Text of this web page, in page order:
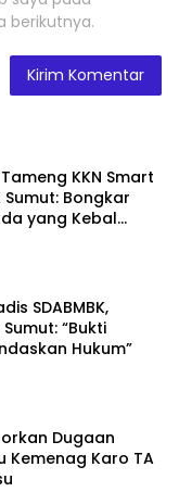
berikutnya.
KKN Smart
Sumut: Bongkar
yang Kebal
SDABMBK,
“Bukti
Hukum”
Dugaan
Kemenag Karo TA